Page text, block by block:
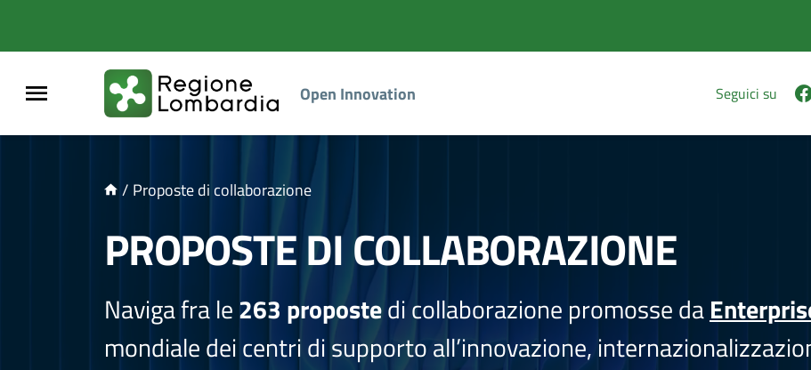
Open Innovation Seguici su
/ Proposte di collaborazione
PROPOSTE DI COLLABORAZIONE
Naviga fra le263 propostedi collaborazione promosse da
mondiale dei centri di supporto all’innovazione,